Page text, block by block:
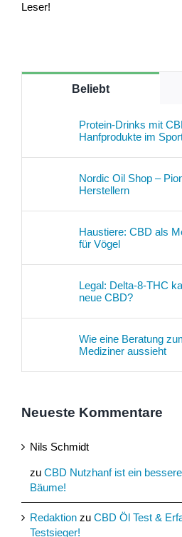
Leser!
Beliebt
Protein-Drinks mit
Hanfprodukte im
Nordic Oil Shop –
Herstellern
Haustiere: CBD als
für Vögel
Legal: Delta-8-THC
neue CBD?
Wie eine Beratung
Mediziner aussieht
Neueste Kommentare
Nils Schmidt
zu CBD Nutzhanf ist ein
Bäume!
Redaktion zu CBD Öl Test &
Testsieger!